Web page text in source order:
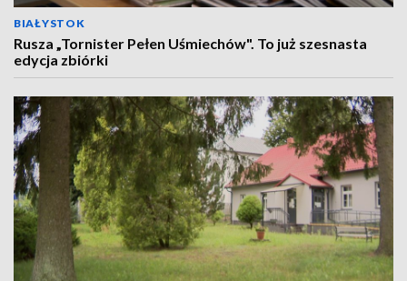
BIAŁYSTOK
Rusza „Tornister Pełen Uśmiechów". To już szesnasta
edycja zbiórki